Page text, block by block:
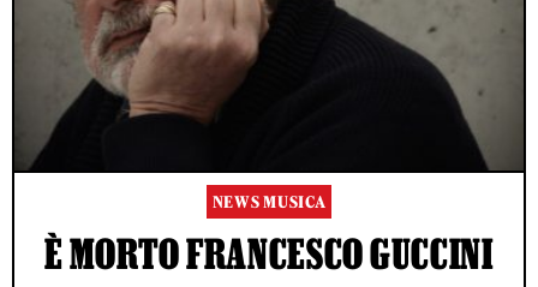
NEWS MUSICA
È MORTO FRANCESCO GUCCINI